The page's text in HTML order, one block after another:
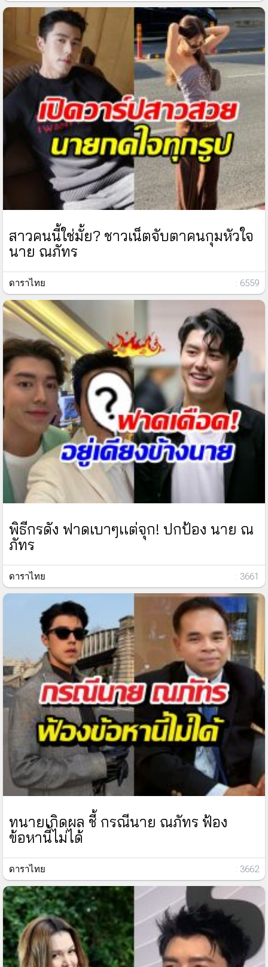
สาวคนนี้ใช่มั้ย? ชาวเน็ตจับตาคนกุมหัวใจ
นาย ณภัทร
ดาราไทย : 6559
พิธีกรดัง ฟาดเบาๆเเต่จุก! ปกป้อง นาย ณ
ภัทร
ดาราไทย : 3661
ทนายเกิดผล ชี้ กรณีนาย ณภัทร ฟ้อง
ข้อหานี้ไม่ได้
ดาราไทย : 3662